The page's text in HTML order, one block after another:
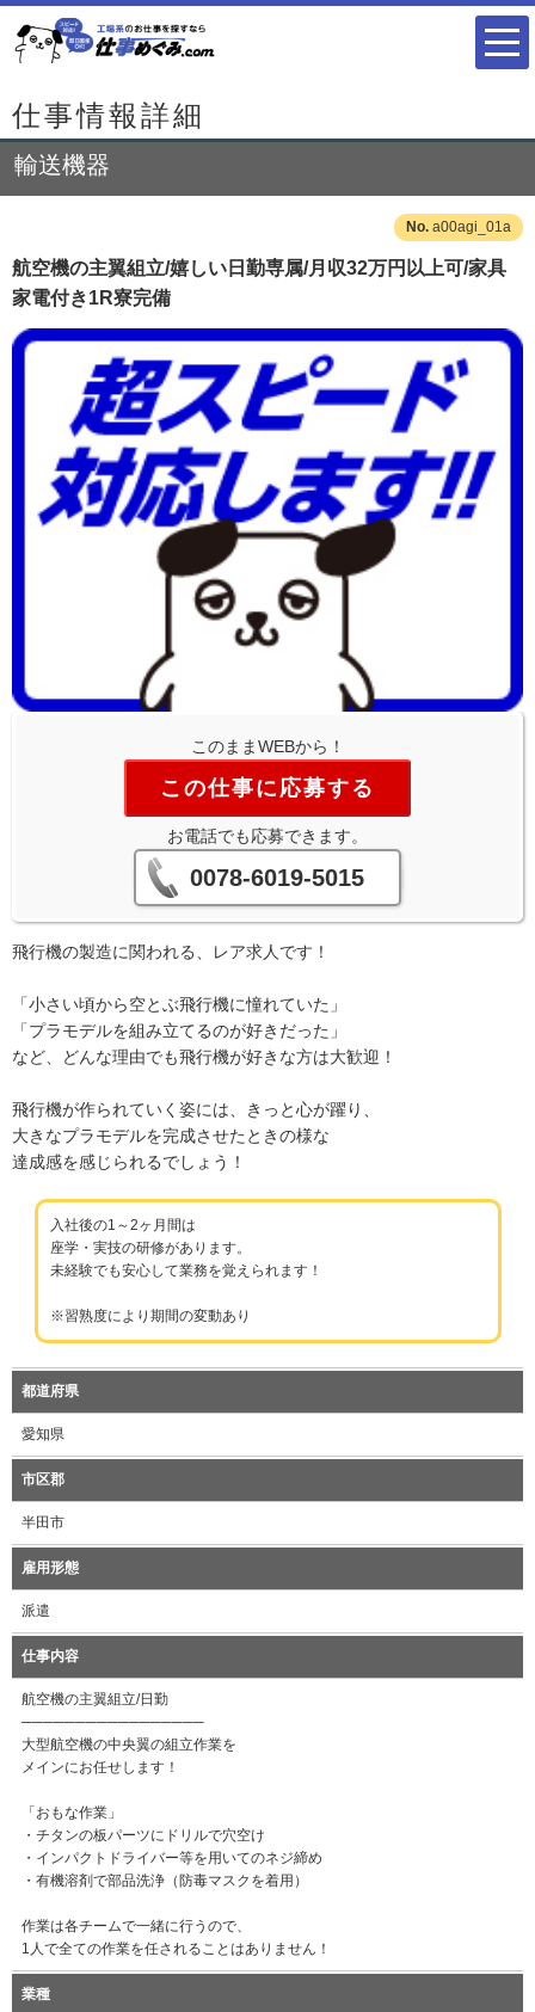
仕事情報詳細
輸送機器
a00agi_01a
航空機の主翼組立/嬉しい日勤専属/月収32万円以上可/家具
家電付き1R寮完備
このままWEBから！
この仕事に応募する
お電話でも応募できます。
0078-6019-5015
飛行機の製造に関われる、レア求人です！
「小さい頃から空とぶ飛行機に憧れていた」
「プラモデルを組み立てるのが好きだった」
など、どんな理由でも飛行機が好きな方は大歓迎！
飛行機が作られていく姿には、きっと心が躍り、
大きなプラモデルを完成させたときの様な
達成感を感じられるでしょう！
入社後の1～2ヶ月間は
座学・実技の研修があります。
未経験でも安心して業務を覚えられます！
※習熟度により期間の変動あり
都道府県
愛知県
市区郡
半田市
雇用形態
派遣
仕事内容
航空機の主翼組立/日勤
─────────────────
大型航空機の中央翼の組立作業を
メインにお任せします！
「おもな作業」
・チタンの板パーツにドリルで穴空け
・インパクトドライバー等を用いてのネジ締め
・有機溶剤で部品洗浄（防毒マスクを着用）
作業は各チームで一緒に行うので、
1人で全ての作業を任されることはありません！
業種